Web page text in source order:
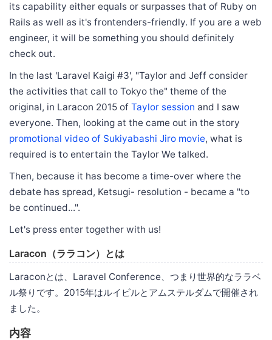
its capability either equals or surpasses that of Ruby on
Rails as well as it's frontenders-friendly. If you are a web
engineer, it will be something you should definitely
check out.
In the last 'Laravel Kaigi #3', "Taylor and Jeff consider
the activities that call to Tokyo the" theme of the
original, in Laracon 2015 of Taylor session and I saw
everyone. Then, looking at the came out in the story
promotional video of Sukiyabashi Jiro movie, what is
required is to entertain the Taylor We talked.
Then, because it has become a time-over where the
debate has spread, Ketsugi- resolution - became a "to
be continued...".
Let's press enter together with us!
Laracon（ララコン）とは
Laraconとは、Laravel Conference、つまり世界的なララベ
ル祭りです。2015年はルイビルとアムステルダムで開催され
ました。
内容